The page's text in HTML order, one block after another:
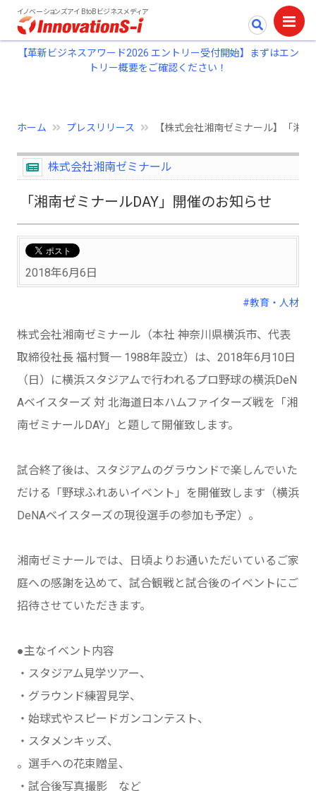
イノベーションズアイ BtoBビジネスメディア
【革新ビジネスアワード2026 エントリー受付開始】まずはエン
トリー概要をご確認ください！
ホーム プレスリリース 【株式会社湘南ゼミナール】「湘
株式会社湘南ゼミナール
「湘南ゼミナールDAY」開催のお知らせ
2018年6月6日
#教育・人材
株式会社湘南ゼミナール（本社 神奈川県横浜市、代表
取締役社長 福村賢一 1988年設立）は、2018年6月10日
（日）に横浜スタジアムで行われるプロ野球の横浜DeN
Aベイスターズ 対 北海道日本ハムファイターズ戦を「湘
南ゼミナールDAY」と題して開催致します。
試合終了後は、スタジアムのグラウンドで楽しんでいた
だける「野球ふれあいイベント」を開催致します（横浜
DeNAベイスターズの現役選手の参加も予定）。
湘南ゼミナールでは、日頃よりお通いただいているご家
庭への感謝を込めて、試合観戦と試合後のイベントにご
招待させていただきます。
●主なイベント内容
・スタジアム見学ツアー、
・グラウンド練習見学、
・始球式やスピードガンコンテスト、
・スタメンキッズ、
。選手への花束贈呈、
・試合後写真撮影 など